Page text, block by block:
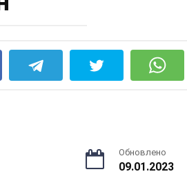
Обновлено
09.01.2023